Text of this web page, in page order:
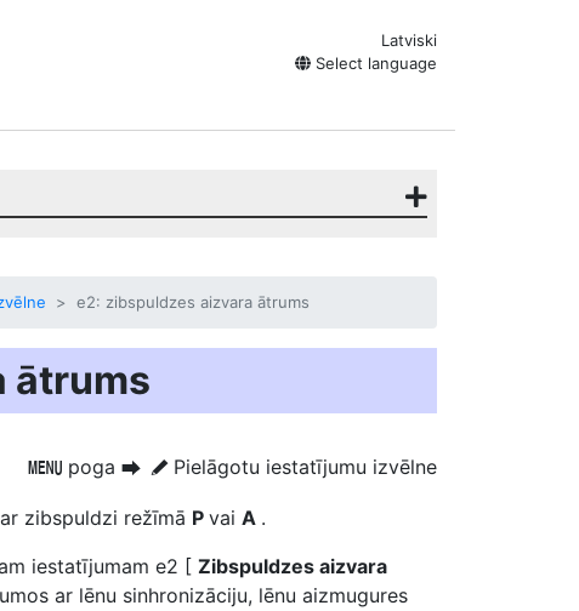
Latviski
Select language
e2: zibspuldzes aizvara ātrums
ātrums
G poga U A Pielāgotu iestatījumu izvēlne
zibspuldzi režīmā P vai A .
iestatījumam e2 [ Zibspuldzes aizvara
ar lēnu sinhronizāciju, lēnu aizmugures